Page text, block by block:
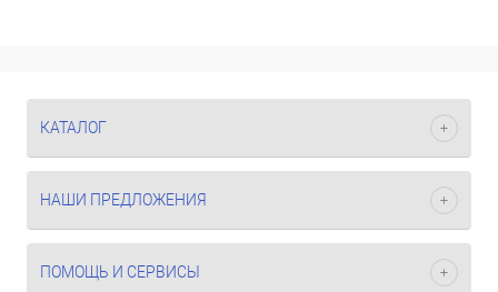
КАТАЛОГ
НАШИ ПРЕДЛОЖЕНИЯ
ПОМОЩЬ И СЕРВИСЫ